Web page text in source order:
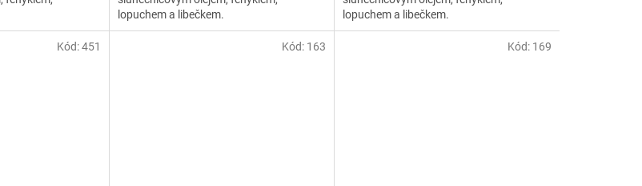
lopuchem a libečkem.
lopuchem a libečkem.
Kód:451 Kód: 163 Kód: 169